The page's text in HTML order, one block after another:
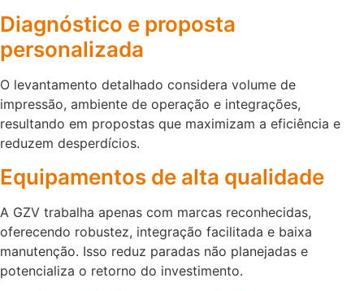
Diagnóstico e proposta
personalizada
O levantamento detalhado considera volume de
impressão, ambiente de operação e integrações,
resultando em propostas que maximizam a eficiência e
reduzem desperdícios.
Equipamentos de alta qualidade
A GZV trabalha apenas com marcas reconhecidas,
oferecendo robustez, integração facilitada e baixa
manutenção. Isso reduz paradas não planejadas e
potencializa o retorno do investimento.